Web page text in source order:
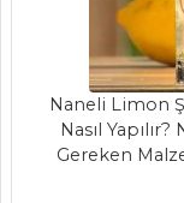
Reyhan
İçecekler
Tarifleri
Naneli Limon
Nasıl
Gereken